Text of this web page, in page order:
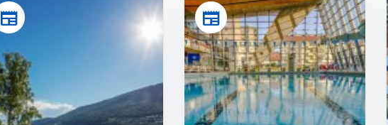
newspaper newspaper